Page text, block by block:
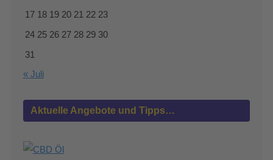
17 18 19 20 21 22 23
24 25 26 27 28 29 30
31
« Juli
Aktuelle Angebote und Tipps…